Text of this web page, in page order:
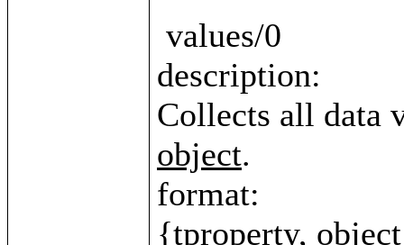
description:
Collects all data
object.
format:
{tproperty,